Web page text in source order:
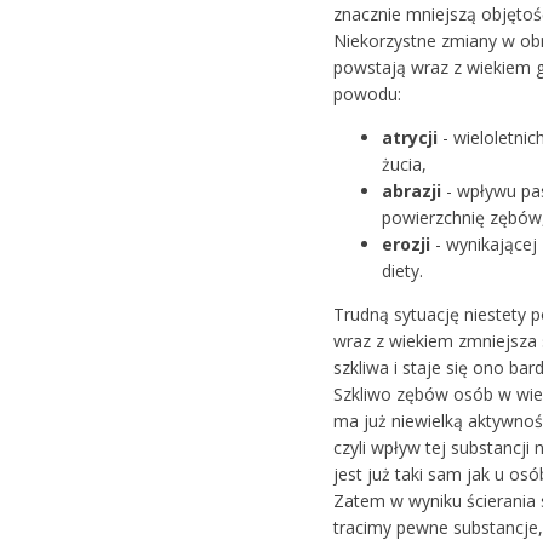
znacznie mniejszą
Niekorzystne zmiany w
powstają wraz z wiekiem
powodu:
atrycji -
żucia,
abrazji - wpływu
powierzchnię
erozji -
diety.
Trudną sytuację niestety
wraz z wiekiem zmniejsza
szkliwa i staje się ono
Szkliwo zębów osób w
ma już niewielką
czyli wpływ tej substancji
jest już taki sam jak u
Zatem w wyniku ścierania
tracimy pewne